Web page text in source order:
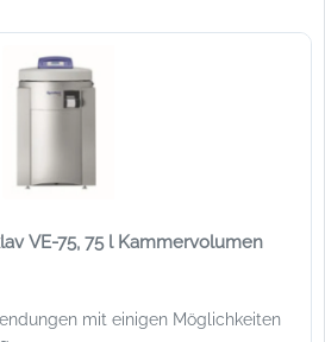
VE-75, 75 l Kammervolumen
mit einigen Möglichkeiten